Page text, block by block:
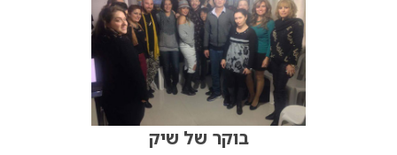
בוקר של שיק